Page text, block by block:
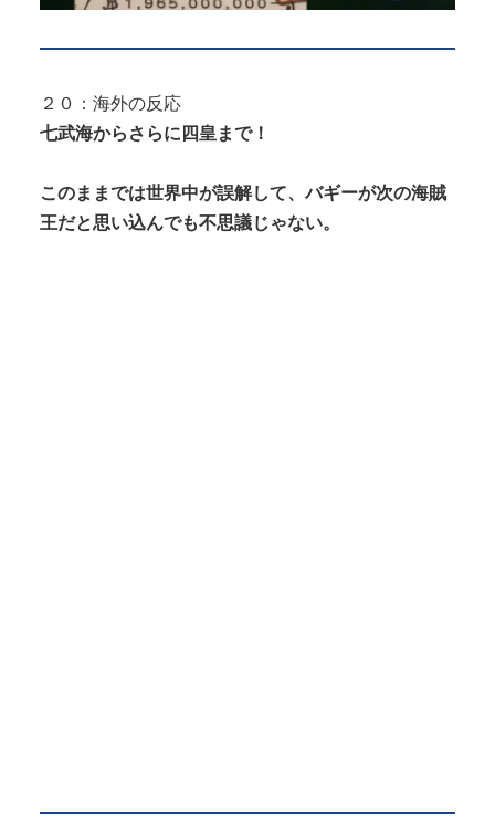
２０：海外の反応
七武海からさらに四皇まで！
このままでは世界中が誤解して、バギーが次の海賊
王だと思い込んでも不思議じゃない。